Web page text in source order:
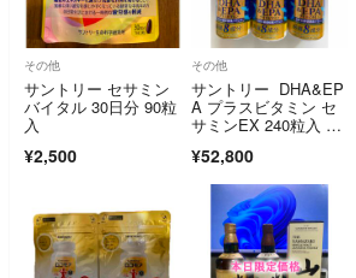
その他
サントリー セサミン
バイタル 30日分 90粒
入
¥2,500
その他
サントリー DHA&EP
A プラスビタミン セ
サミンEX 240粒入 6
¥52,800